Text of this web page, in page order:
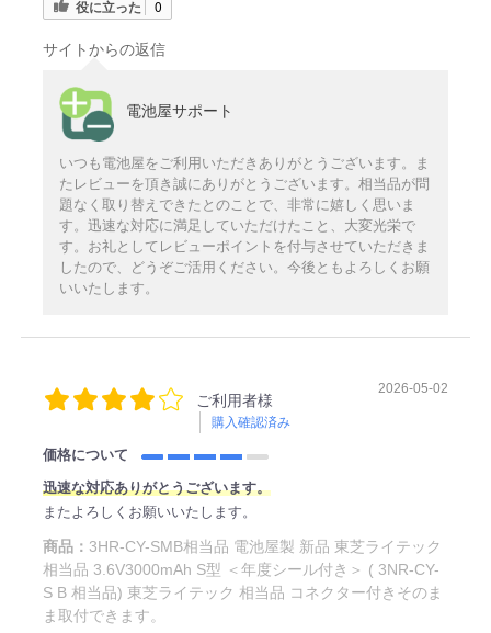
役に立った 0
サイトからの返信
電池屋サポート
いつも電池屋をご利用いただきありがとうございます。ま
たレビューを頂き誠にありがとうございます。相当品が問
題なく取り替えできたとのことで、非常に嬉しく思いま
す。迅速な対応に満足していただけたこと、大変光栄で
す。お礼としてレビューポイントを付与させていただきま
したので、どうぞご活用ください。今後ともよろしくお願
いいたします。
ご利用者様
購入確認済み
2026-05-02
価格について
迅速な対応ありがとうございます。
またよろしくお願いいたします。
商品： 3HR-CY-SMB相当品 電池屋製 新品 東芝ライテック
相当品 3.6V3000mAh S型 ＜年度シール付き＞ ( 3NR-CY-
S B 相当品) 東芝ライテック 相当品 コネクター付きそのま
ま取付できます。